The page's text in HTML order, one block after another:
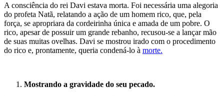
A consciência do rei Davi estava morta. Foi necessária uma alegoria
do profeta Natã, relatando a ação de um homem rico, que, pela
força, se apropriara da cordeirinha única e amada de um pobre. O
rico, apesar de possuir um grande rebanho, recusou-se a lançar mão
de suas muitas ovelhas. Davi se mostrou irado com o procedimento
do rico e, prontamente, queria condená-lo à morte.
Mostrando a gravidade do seu pecado.